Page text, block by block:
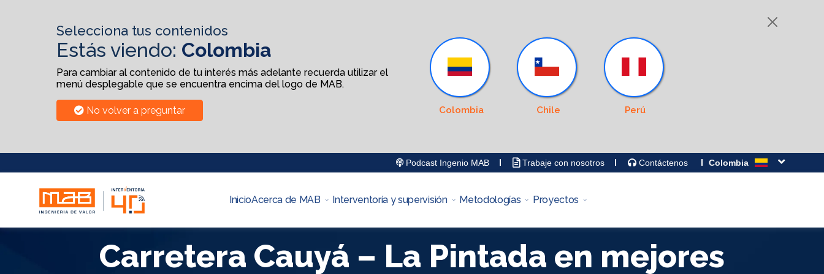
Selecciona tus contenidos
Estás viendo: Colombia
Para cambiar al contenido de tu interés más adelante recuerda utilizar el
menú desplegable que se encuentra encima del logo de MAB.
No volver a preguntar Colombia Chile Perú
Podcast Ingenio MAB Trabaje con nosotros Contáctenos Colombia
InicioAcerca de MAB Interventoría y supervisión Metodologías Proyectos
Carretera Cauyá – La Pintada en mejores